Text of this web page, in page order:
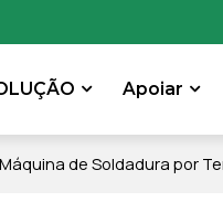
Apoiar
Máquina de Soldadura por